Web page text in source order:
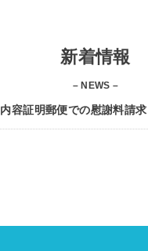
新着情報
– NEWS –
内容証明郵便での慰謝料請